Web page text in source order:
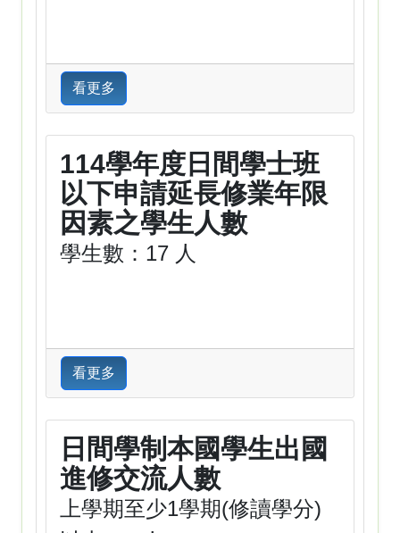
看更多
114學年度日間學士班
以下申請延長修業年限
因素之學生人數
學生數：17 人
看更多
日間學制本國學生出國
進修交流人數
上學期至少1學期(修讀學分)